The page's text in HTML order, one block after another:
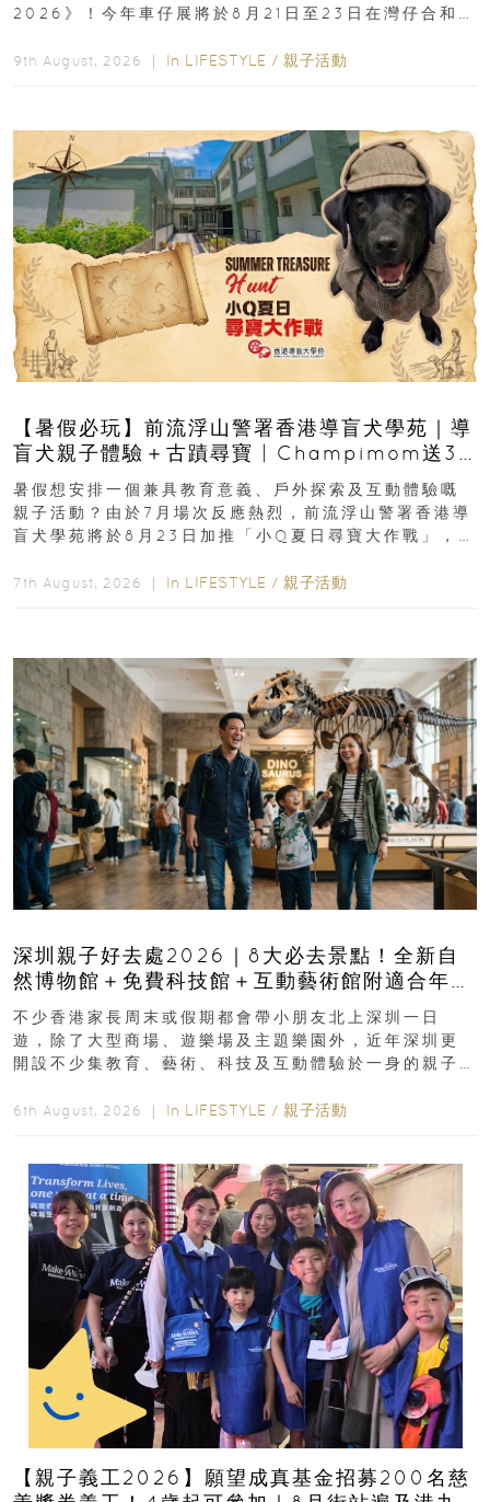
2026》！今年車仔展將於8月21日至23日在灣仔合和酒
9th August, 2026 ｜ In LIFESTYLE / 親子活動
【暑假必玩】前流浮山警署香港導盲犬學苑｜導
盲犬親子體驗＋古蹟尋寶 | Champimom送3
組免費名額
暑假想安排一個兼具教育意義、戶外探索及互動體驗嘅
親子活動？由於7月場次反應熱烈，前流浮山警署香港導
盲犬學苑將於8月23日加推「小Q夏日尋寶大作戰」，家
7th August, 2026 ｜ In LIFESTYLE / 親子活動
深圳親子好去處2026｜8大必去景點！全新自
然博物館＋免費科技館＋互動藝術館附適合年
齡、交通、門票、開放時間
不少香港家長周末或假期都會帶小朋友北上深圳一日
遊，除了大型商場、遊樂場及主題樂園外，近年深圳更
開設不少集教育、藝術、科技及互動體驗於一身的親子
6th August, 2026 ｜ In LIFESTYLE / 親子活動
【親子義工2026】願望成真基金招募200名慈